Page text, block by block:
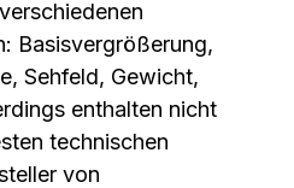
Basisvergrößerung,
Sehfeld, Gewicht,
enthalten nicht
technischen
von